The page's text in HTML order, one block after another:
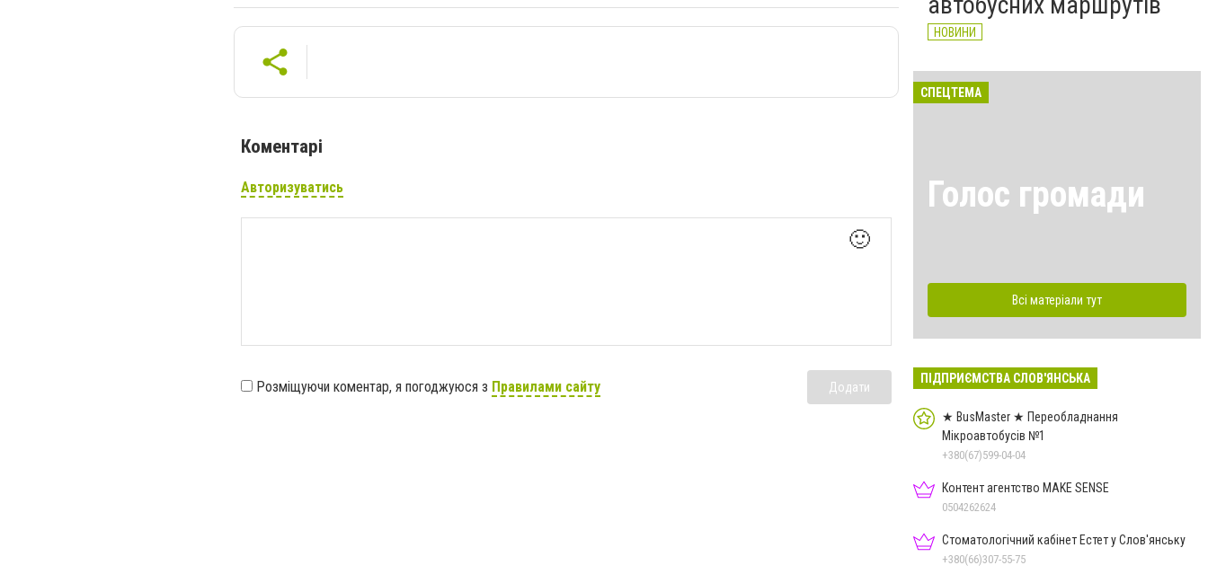
Коментарі
Авторизуватись
🙂
Розміщуючи коментар, я погоджуюся з Правилами сайту Додати
НОВИНИ
СПЕЦТЕМА
Голос громади
Всі матеріали тут
ПІДПРИЄМСТВА СЛОВ'ЯНСЬКА
★ BusMaster ★ Переобладнання
Мікроавтобусів №1
+380(67)599-04-04
Контент агентство MAKE SENSE
0504262624
Стоматологічний кабінет Естет у Слов'янську
+380(66)307-55-75